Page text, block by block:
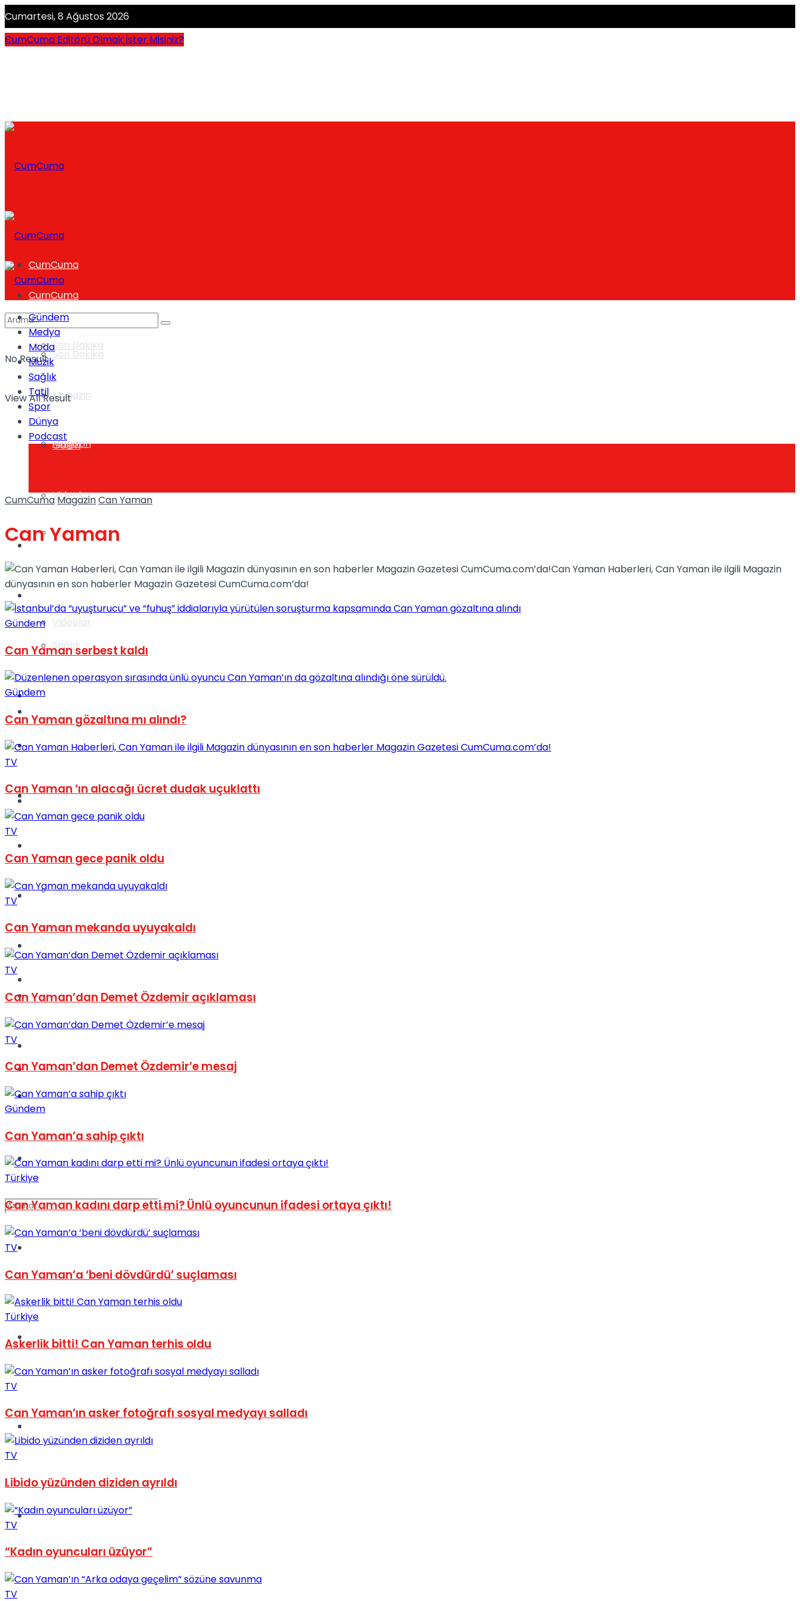
Cumartesi, 8 Ağustos 2026
CumCuma Editörü Olmak İster Misiniz?
CumCuma
Son Dakika
Magazin
Galeri
Videolar
Sağlık
Kadınca
Dünya
Müzik
Tatil
CumCuma
Son Dakika
Magazin
Galeri
Videolar
Gündem
Sağlık
TV
Kadınca
Dünya
Müzik
Tatil
Podcast
No Result
View All Result
No Result
View All Result
Gündem
Medya
Moda
Müzik
Sağlık
Tatil
Spor
Dünya
Podcast
CumCumaMagazinCan Yaman
Can Yaman
Can Yaman Haberleri, Can Yaman ile ilgili Magazin
dünyasının en son haberler Magazin Gazetesi CumCuma.com’da!
Gündem
Can Yaman serbest kaldı
Gündem
Can Yaman gözaltına mı alındı?
TV
Can Yaman ‘ın alacağı ücret dudak uçuklattı
TV
Can Yaman gece panik oldu
TV
Can Yaman mekanda uyuyakaldı
TV
Can Yaman’dan Demet Özdemir açıklaması
TV
Can Yaman’dan Demet Özdemir’e mesaj
Gündem
Can Yaman’a sahip çıktı
Türkiye
Can Yaman kadını darp etti mi? Ünlü oyuncunun ifadesi ortaya çıktı!
TV
Can Yaman’a ‘beni dövdürdü’ suçlaması
Türkiye
Askerlik bitti! Can Yaman terhis oldu
TV
Can Yaman’ın asker fotoğrafı sosyal medyayı salladı
TV
Libido yüzünden diziden ayrıldı
TV
“Kadın oyuncuları üzüyor”
TV